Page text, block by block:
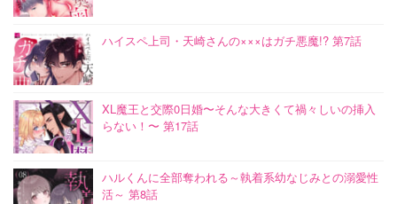
ハイスペ上司・天崎さんの×××はガチ悪魔!? 第7話
XL魔王と交際0日婚〜そんな大きくて禍々しいの挿入
らない！〜 第17話
ハルくんに全部奪われる～執着系幼なじみとの溺愛性
活～ 第8話